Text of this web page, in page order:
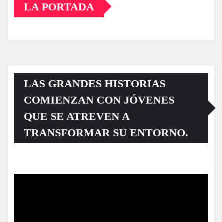
LA PORTADA
LAS GRANDES HISTORIAS
COMIENZAN CON JÓVENES
QUE SE ATREVEN A
TRANSFORMAR SU ENTORNO.